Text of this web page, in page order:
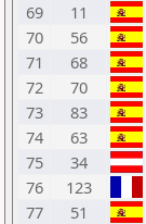
69
11
70
56
71
68
72
70
73
83
74
63
75
34
76
123
77
51